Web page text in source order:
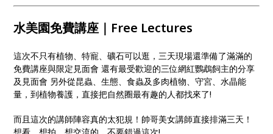
水美園免費講座｜Free Lectures
這次不只有植物、特寵、礦石可以逛，三天現場還準備了滿滿的
免費講座與限定見面會 還有最受歡迎的三位網紅鸚鵡飼主的分享
及見面會 另外從昆蟲、生態、食蟲及多肉植物、守宮、水晶能
量，到植物養護，直接把自然圈最有趣的人都找來了!
而且這次的講師陣容真的太犯規！帥哥美女講師直接排滿三天！
想看、想拍、想交流的，不要錯過這次!